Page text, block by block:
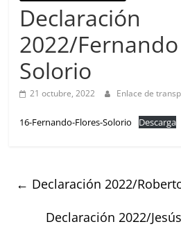
Declaración
2022/
Solorio
21 octubre, 2022 Enlace de
16-Fernando-Flores-Solorio Descarga
← Declaración 2022/
Declaración 2022/